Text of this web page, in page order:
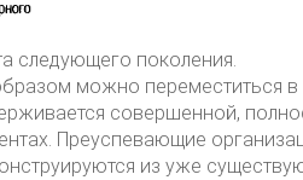
следующего поколения.
можно переместиться
совершенной,
Преуспевающие
из уже